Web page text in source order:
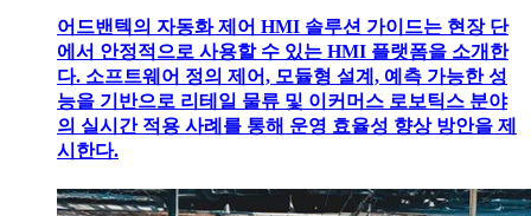
어드밴텍의 자동화 제어 HMI 솔루션 가이드는 현장 단
에서 안정적으로 사용할 수 있는 HMI 플랫폼을 소개한
다. 소프트웨어 정의 제어, 모듈형 설계, 예측 가능한 성
능을 기반으로 리테일 물류 및 이커머스 로보틱스 분야
의 실시간 적용 사례를 통해 운영 효율성 향상 방안을 제
시한다.